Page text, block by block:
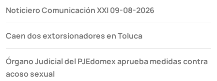
Noticiero Comunicación XXI 09-08-2026
Caen dos extorsionadores en Toluca
Órgano Judicial del PJEdomex aprueba medidas contra
acoso sexual